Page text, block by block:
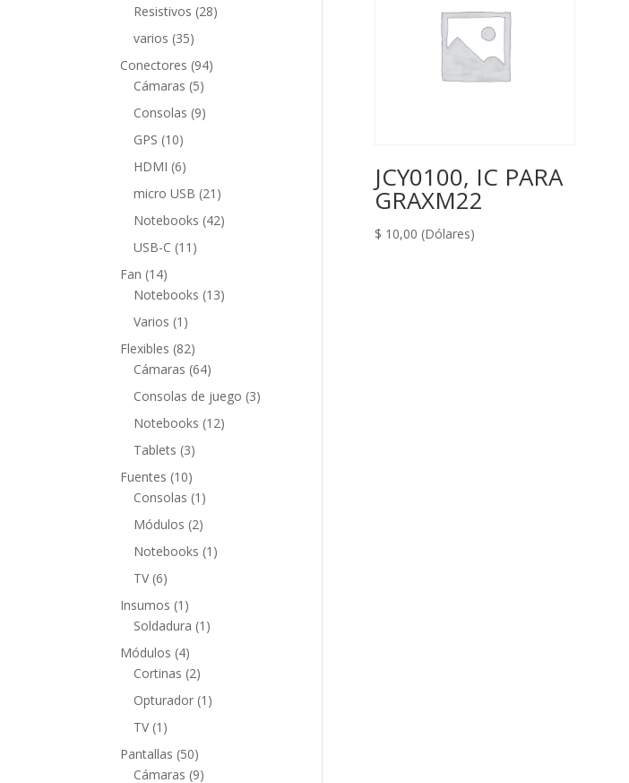
JCY0100, IC PARA
GRAXM22
$ 10,00 (Dólares)
producto
Resistivos 2828
varios 3535
productos
Conectores 9494
Cámaras 55
productos
Consolas 99
GPS 1010
productos
HDMI 66
productos
micro USB 21 21
productos
Notebooks 4242
USB-C 11 11
Fan 1414
productos
Notebooks 1313
Varios 1 1
producto
Flexibles 8282
productos
Cámaras 6464
productos
Consolas de juego 33
Notebooks 1212
Tablets 33
productos
Fuentes 1010
productos
Consolas 1 1
producto
Módulos 22
productos
Notebooks 1 1
TV 66
productos
Insumos 1 1
producto
Soldadura 1 1
Módulos 44
productos
Cortinas 22
productos
Opturador 1 1
TV 1 1
producto
Pantallas 5050
productos
Cámaras 99